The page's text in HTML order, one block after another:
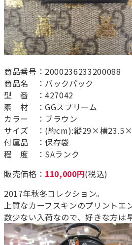
商品番号：2000236233200088
商品名 ：バックパック
型 番 ：427042
素 材 ：GGスプリーム
カラー ：ブラウン
サイズ ：(約cm):縦29×横23.5×
付属品 ：保存袋
程 度 ：SAランク
販売価格： 110,000円(税込)
2017年秋冬コレクション。
上質なカーフスキンのプリントエ
数少ない入荷なので、好きな方は